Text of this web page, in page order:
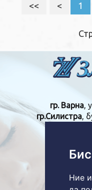
Ние
<< < 1
гр. Варна,
гр.Силистра,